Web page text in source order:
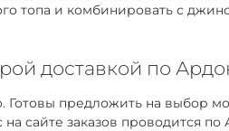
топа и комбинировать с
доставкой по
предложить на выбор
сайте заказов проводится по